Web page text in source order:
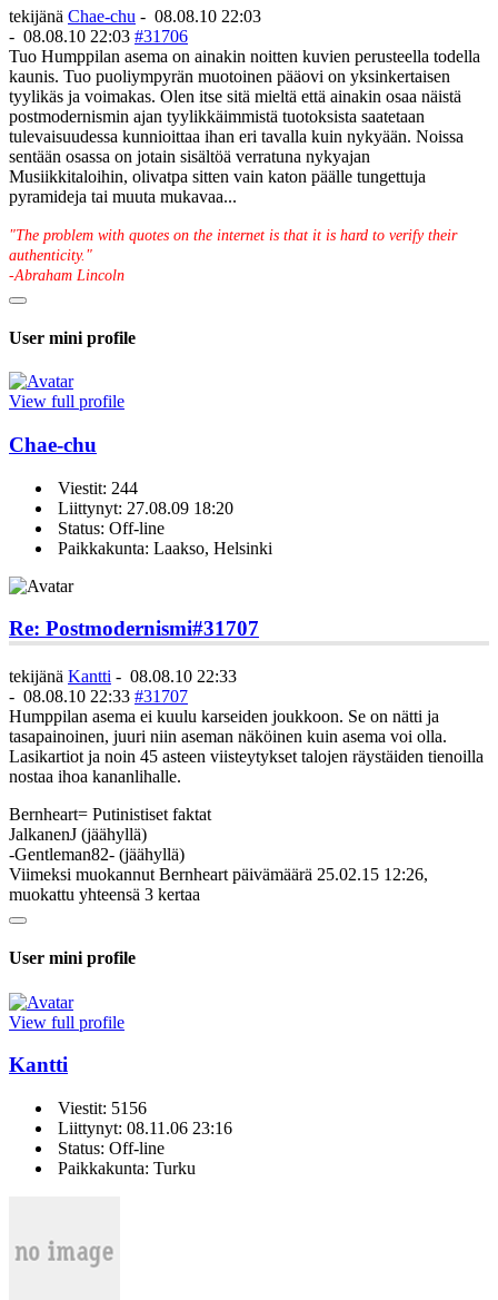
tekijänä Chae-chu - 08.08.10 22:03
- 08.08.10 22:03 #31706
Tuo Humppilan asema on ainakin noitten kuvien perusteella todella
kaunis. Tuo puoliympyrän muotoinen pääovi on yksinkertaisen
tyylikäs ja voimakas. Olen itse sitä mieltä että ainakin osaa näistä
postmodernismin ajan tyylikkäimmistä tuotoksista saatetaan
tulevaisuudessa kunnioittaa ihan eri tavalla kuin nykyään. Noissa
sentään osassa on jotain sisältöä verratuna nykyajan
Musiikkitaloihin, olivatpa sitten vain katon päälle tungettuja
pyramideja tai muuta mukavaa...
"The problem with quotes on the internet is that it is hard to verify their
authenticity."
-Abraham Lincoln
User mini profile
View full profile
Chae-chu
Viestit: 244
Liittynyt: 27.08.09 18:20
Status: Off-line
Paikkakunta: Laakso, Helsinki
Re: Postmodernismi#31707
tekijänä Kantti - 08.08.10 22:33
- 08.08.10 22:33 #31707
Humppilan asema ei kuulu karseiden joukkoon. Se on nätti ja
tasapainoinen, juuri niin aseman näköinen kuin asema voi olla.
Lasikartiot ja noin 45 asteen viisteytykset talojen räystäiden tienoilla
nostaa ihoa kananlihalle.
Bernheart= Putinistiset faktat
JalkanenJ (jäähyllä)
-Gentleman82- (jäähyllä)
Viimeksi muokannut Bernheart päivämäärä 25.02.15 12:26,
muokattu yhteensä 3 kertaa
User mini profile
View full profile
Kantti
Viestit: 5156
Liittynyt: 08.11.06 23:16
Status: Off-line
Paikkakunta: Turku